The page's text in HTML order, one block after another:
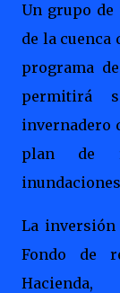
Un grupo de
de la
programa
permitirá
invernadero
plan de
La inversión
Fondo de